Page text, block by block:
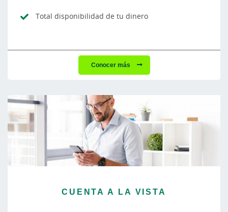
Total disponibilidad de tu dinero
Conocer más
CUENTA A LA VISTA